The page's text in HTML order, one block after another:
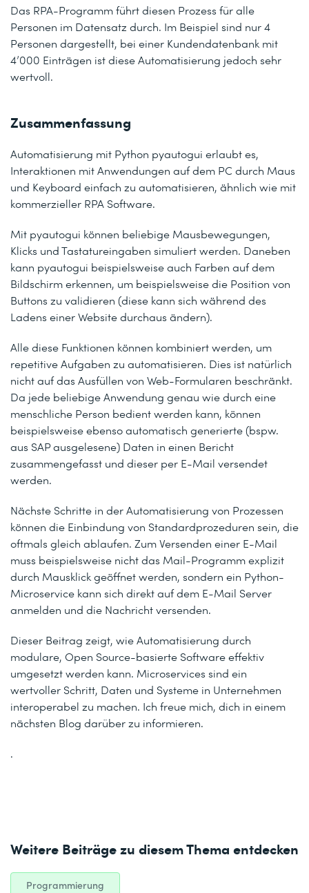
Das RPA-Programm führt diesen Prozess für alle
Personen im Datensatz durch. Im Beispiel sind nur 4
Personen dargestellt, bei einer Kundendatenbank mit
4’000 Einträgen ist diese Automatisierung jedoch sehr
wertvoll.
Zusammenfassung
Automatisierung mit Python pyautogui erlaubt es,
Interaktionen mit Anwendungen auf dem PC durch Maus
und Keyboard einfach zu automatisieren, ähnlich wie mit
kommerzieller RPA Software.
Mit pyautogui können beliebige Mausbewegungen,
Klicks und Tastatureingaben simuliert werden. Daneben
kann pyautogui beispielsweise auch Farben auf dem
Bildschirm erkennen, um beispielsweise die Position von
Buttons zu validieren (diese kann sich während des
Ladens einer Website durchaus ändern).
Alle diese Funktionen können kombiniert werden, um
repetitive Aufgaben zu automatisieren. Dies ist natürlich
nicht auf das Ausfüllen von Web-Formularen beschränkt.
Da jede beliebige Anwendung genau wie durch eine
menschliche Person bedient werden kann, können
beispielsweise ebenso automatisch generierte (bspw.
aus SAP ausgelesene) Daten in einen Bericht
zusammengefasst und dieser per E-Mail versendet
werden.
Nächste Schritte in der Automatisierung von Prozessen
können die Einbindung von Standardprozeduren sein, die
oftmals gleich ablaufen. Zum Versenden einer E-Mail
muss beispielsweise nicht das Mail-Programm explizit
durch Mausklick geöffnet werden, sondern ein Python-
Microservice kann sich direkt auf dem E-Mail Server
anmelden und die Nachricht versenden.
Dieser Beitrag zeigt, wie Automatisierung durch
modulare, Open Source-basierte Software effektiv
umgesetzt werden kann. Microservices sind ein
wertvoller Schritt, Daten und Systeme in Unternehmen
interoperabel zu machen. Ich freue mich, dich in einem
nächsten Blog darüber zu informieren.
.
Weitere Beiträge zu diesem Thema entdecken
Programmierung